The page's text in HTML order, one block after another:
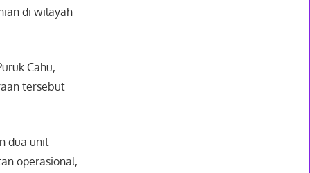
di wilayah
Cahu,
tersebut
dua unit
operasional,